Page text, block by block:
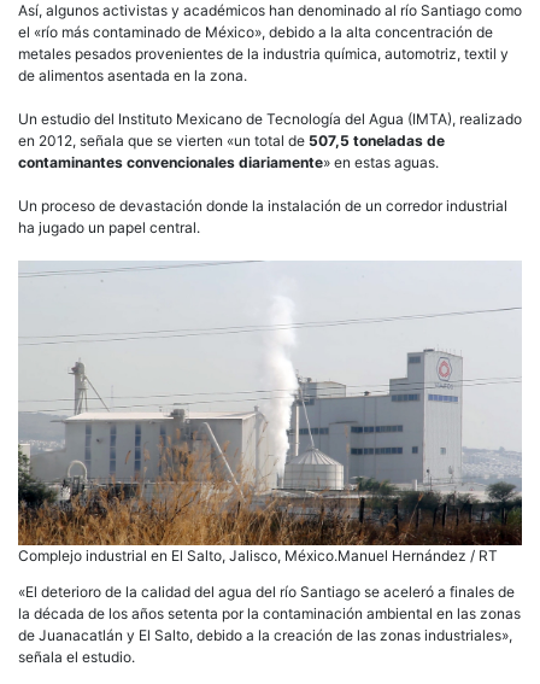
Así, algunos activistas y académicos han denominado al río Santiago como
el «río más contaminado de México», debido a la alta concentración de
metales pesados provenientes de la industria química, automotriz, textil y
de alimentos asentada en la zona.
Un estudio del Instituto Mexicano de Tecnología del Agua (IMTA), realizado
en 2012, señala que se vierten «un total de 507,5 toneladas de
contaminantes convencionales diariamente» en estas aguas.
Un proceso de devastación donde la instalación de un corredor industrial
ha jugado un papel central.
Complejo industrial en El Salto, Jalisco, México.Manuel Hernández / RT
«El deterioro de la calidad del agua del río Santiago se aceleró a finales de
la década de los años setenta por la contaminación ambiental en las zonas
de Juanacatlán y El Salto, debido a la creación de las zonas industriales»,
señala el estudio.